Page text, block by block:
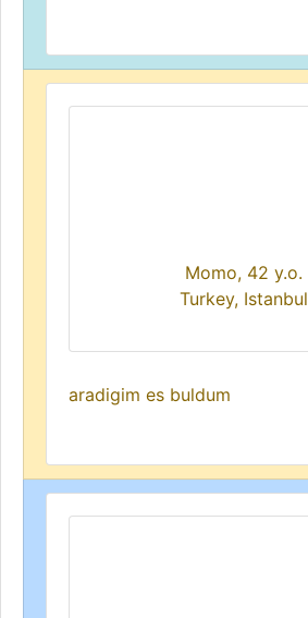
Momo, 42 y.o.
Turkey, Istanbul
aradigim es buldum